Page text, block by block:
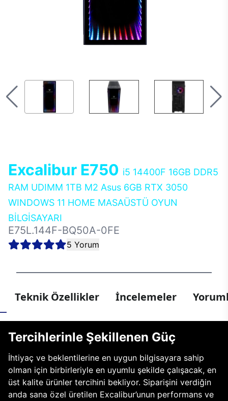
Excalibur E750 i5 14400F 16GB DDR5
RAM UDIMM 1TB M2 Asus 6GB RTX 3050
WINDOWS 11 HOME MASAÜSTÜ OYUN
BİLGİSAYARI
E75L.144F-BQ50A-0FE
5 Yorum
Teknik Özellikler İncelemeler
Tercihlerinle Şekillenen Güç
İhtiyaç ve beklentilerine en uygun bilgisayara sahip
olman için birbirleriyle en uyumlu şekilde çalışacak, en
üst kalite ürünler tercihini bekliyor. Siparişini verdiğin
anda sana özel üretilen Excalibur’unun performans ve